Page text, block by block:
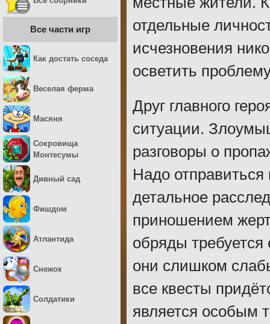
отдельные
исчезновения
осветить
Друг главного
ситуации.
разговоры о
Надо
детальное
приношением
обряды
они слишком
все квесты
является особым
Все части игр
Как достать соседа
Веселая ферма
Масяня
Сокровища
Монтесумы
Дивный сад
Фишдом
Атлантида
Снежок
Солдатики